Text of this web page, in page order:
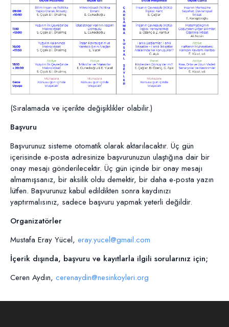
(Sıralamada ve içerikte değişiklikler olabilir.)
Başvuru
Başvurunuz sisteme otomatik olarak aktarılacaktır. Üç gün
içerisinde e-posta adresinize başvurunuzun ulaştığına dair bir
onay mesajı gönderilecektir. Üç gün içinde bir onay mesajı
almamışsanız, bir aksilik oldu demektir, bir daha e-posta yazın
lütfen. Başvurunuz kabul edildikten sonra kaydınızı
yaptırmalısınız, sadece başvuru yapmak yeterli değildir.
Organizatörler
Mustafa Eray Yücel, eray.yucel@gmail.com
İçerik dışında, başvuru ve kayıtlarla ilgili sorularınız için;
Ceren Aydın, cerenaydin@nesinkoyleri.org